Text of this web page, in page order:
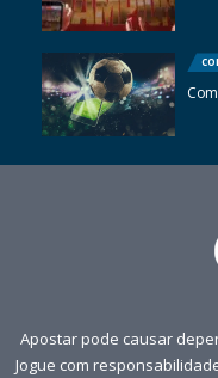
Apostar pode causar
Jogue com